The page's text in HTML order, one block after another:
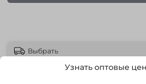
Выбрать
Узнать оптовые